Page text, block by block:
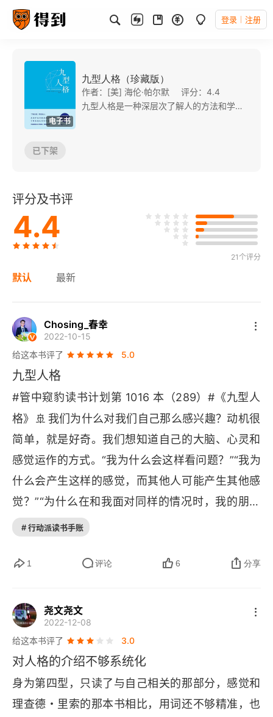
登录 注册
电子书
九型人格（珍藏版）
作者：[美] 海伦·帕尔默
评分：4.4
九型人格是一种深层次了解人的方法和学问，它按照人们的思维、情绪和行为，将人分为九种：完美主义者、给予者、实干者、悲情浪漫者、观察者、怀疑者、享乐主义者、保护者、调停者。 九型人格的卓越之处在于能穿透人们表面的喜怒哀乐，进入人心隐秘之处，发现人的真实、根本的需求和渴望。九型人格能够帮助我们洞察人心，用有效的方式对应他人。
已下架
评分及书评
4.4
21个评分
默认 最新
Chosing_春幸
2022-10-15
给这本书评了
5.0
九型人格
#管中窥豹读书计划第 1016 本（289）#《九型人
格》 🚢 我们为什么对我们自己那么感兴趣？动机很
简单，就是好奇。我们想知道自己的大脑、心灵和
感觉运作的方式。“我为什么会这样看问题？”“我为
什么会产生这样的感觉，而其他人可能产生其他感
觉？”“为什么在和我面对同样的情况时，我的朋友
的反应是生气，而我的反应却是沮丧？”
陷造成的。我们每一个人都有一种主导的性格特
是由此产生。“九型人格” 的感知 / 情绪结构能够帮
助我们更好地理解和改造我们的个性。但是它不是
真理，不是事实。它只是有关性格的理论。
型人格” 的教义认为，在人追求至高觉悟的过程
中，人的性格将成为他们发掘自身潜力的导引者。
人性的发展是一个包括了不同阶段的完整体系，从
# 行动派读书手账
1 评论 6 分享
尧文尧文
2022-12-08
给这本书评了
3.0
对人格的介绍不够系统化
身为第四型，只读了与自己相关的那部分，感觉和
理查德・里索的那本书相比，用词还不够精准，也